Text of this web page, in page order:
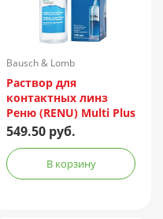
Bausch & Lomb
Incorporated/Италия
Раствор для
контактных линз
Реню (RENU) Multi Plus
240мл + контейнер
549.50 руб.
В корзину